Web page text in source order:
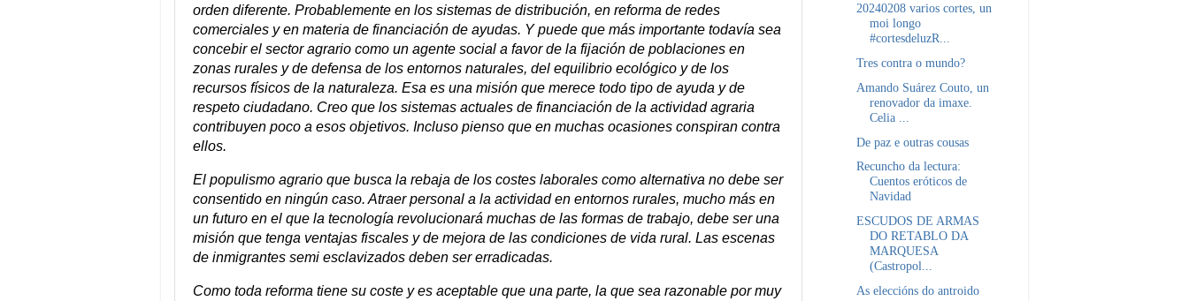
orden diferente. Probablemente en los sistemas de distribución, en reforma de redes
comerciales y en materia de financiación de ayudas. Y puede que más importante todavía sea
concebir el sector agrario como un agente social a favor de la fijación de poblaciones en
zonas rurales y de defensa de los entornos naturales, del equilibrio ecológico y de los
recursos físicos de la naturaleza. Esa es una misión que merece todo tipo de ayuda y de
respeto ciudadano. Creo que los sistemas actuales de financiación de la actividad agraria
contribuyen poco a esos objetivos. Incluso pienso que en muchas ocasiones conspiran contra
ellos.
El populismo agrario que busca la rebaja de los costes laborales como alternativa no debe ser
consentido en ningún caso. Atraer personal a la actividad en entornos rurales, mucho más en
un futuro en el que la tecnología revolucionará muchas de las formas de trabajo, debe ser una
misión que tenga ventajas fiscales y de mejora de las condiciones de vida rural. Las escenas
de inmigrantes semi esclavizados deben ser erradicadas.
Como toda reforma tiene su coste y es aceptable que una parte, la que sea razonable por muy
20240208 varios cortes, un
moi longo
#cortesdeluzR...
Tres contra o mundo?
Amando Suárez Couto, un
renovador da imaxe.
Celia ...
De paz e outras cousas
Recuncho da lectura:
Cuentos eróticos de
Navidad
ESCUDOS DE ARMAS
DO RETABLO DA
MARQUESA
(Castropol...
As eleccións do antroido